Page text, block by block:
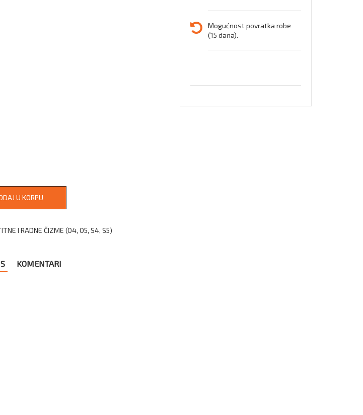
I RADNE ČIZME (O4, O5, S4, S5)
Mogućnost povratka robe
(15 dana).
KOMENTARI